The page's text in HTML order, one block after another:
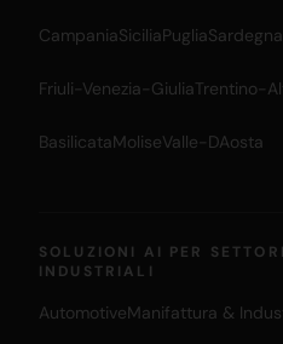
CampaniaSiciliaPugliaSardegna
Friuli-Venezia-GiuliaTrentino-
BasilicataMoliseValle-DAosta
SOLUZIONI AI PER
INDUSTRIALI
AutomotiveManifattura &